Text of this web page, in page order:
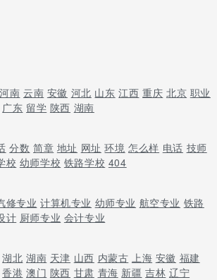
河南 云南 安徽 河北 山东 江西 重庆 北京 职业
广东 留学 陕西 湖南
分数 简章 地址 网址 环境 怎么样 电话 技师
校 幼师学校 铁路学校 404
修专业 计算机专业 幼师专业 航空专业 铁路
计 厨师专业 会计专业
湖北 湖南 天津 山西 内蒙古 上海 安徽 福建
香港 澳门 陕西 甘肃 青海 新疆 吉林 辽宁